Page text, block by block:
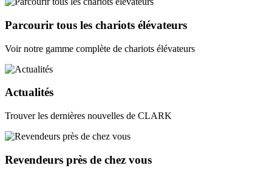
Parcourir tous les chariots élévateurs
Voir notre gamme complète de chariots élévateurs
Actualités
Trouver les dernières nouvelles de CLARK
Revendeurs près de chez vous